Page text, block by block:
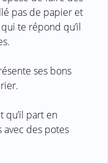
pas de papier et
te répond qu’il
ses bons
qu’il part en
avec des potes